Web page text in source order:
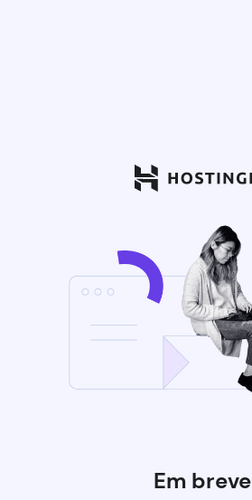
Em breve